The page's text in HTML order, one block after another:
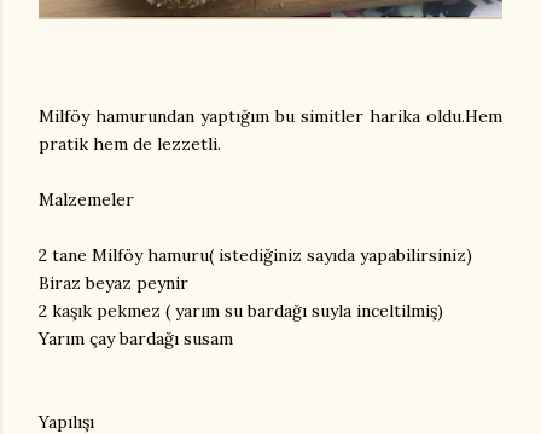
Milföy hamurundan yaptığım bu simitler harika oldu.Hem
pratik hem de lezzetli.
Malzemeler
2 tane Milföy hamuru( istediğiniz sayıda yapabilirsiniz)
Biraz beyaz peynir
2 kaşık pekmez ( yarım su bardağı suyla inceltilmiş)
Yarım çay bardağı susam
Yapılışı